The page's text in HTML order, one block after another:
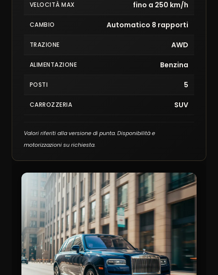
VELOCITÀ MAX fino a 250 km/h
CAMBIO Automatico 8 rapporti
TRAZIONE AWD
ALIMENTAZIONE Benzina
POSTI 5
CARROZZERIA SUV
Valori riferiti alla versione di punta. Disponibilità e
motorizzazioni su richiesta.